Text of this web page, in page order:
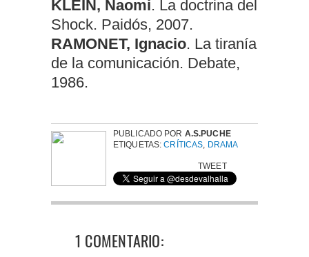
KLEIN, Naomi. La doctrina del
Shock. Paidós, 2007.
RAMONET, Ignacio. La tiranía
de la comunicación. Debate,
1986.
PUBLICADO POR A.S.PUCHE
ETIQUETAS:CRÍTICAS DRAMA
TWEET
1 COMENTARIO: